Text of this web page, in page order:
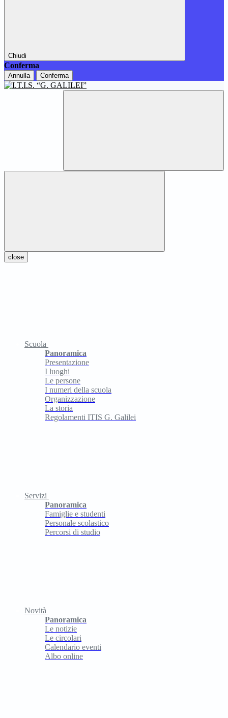
Chiudi
Conferma
Annulla Conferma
close
Scuola
Panoramica
Presentazione
I luoghi
Le persone
I numeri della scuola
Organizzazione
La storia
Regolamenti ITIS G. Galilei
Servizi
Panoramica
Famiglie e studenti
Personale scolastico
Percorsi di studio
Novità
Panoramica
Le notizie
Le circolari
Calendario eventi
Albo online